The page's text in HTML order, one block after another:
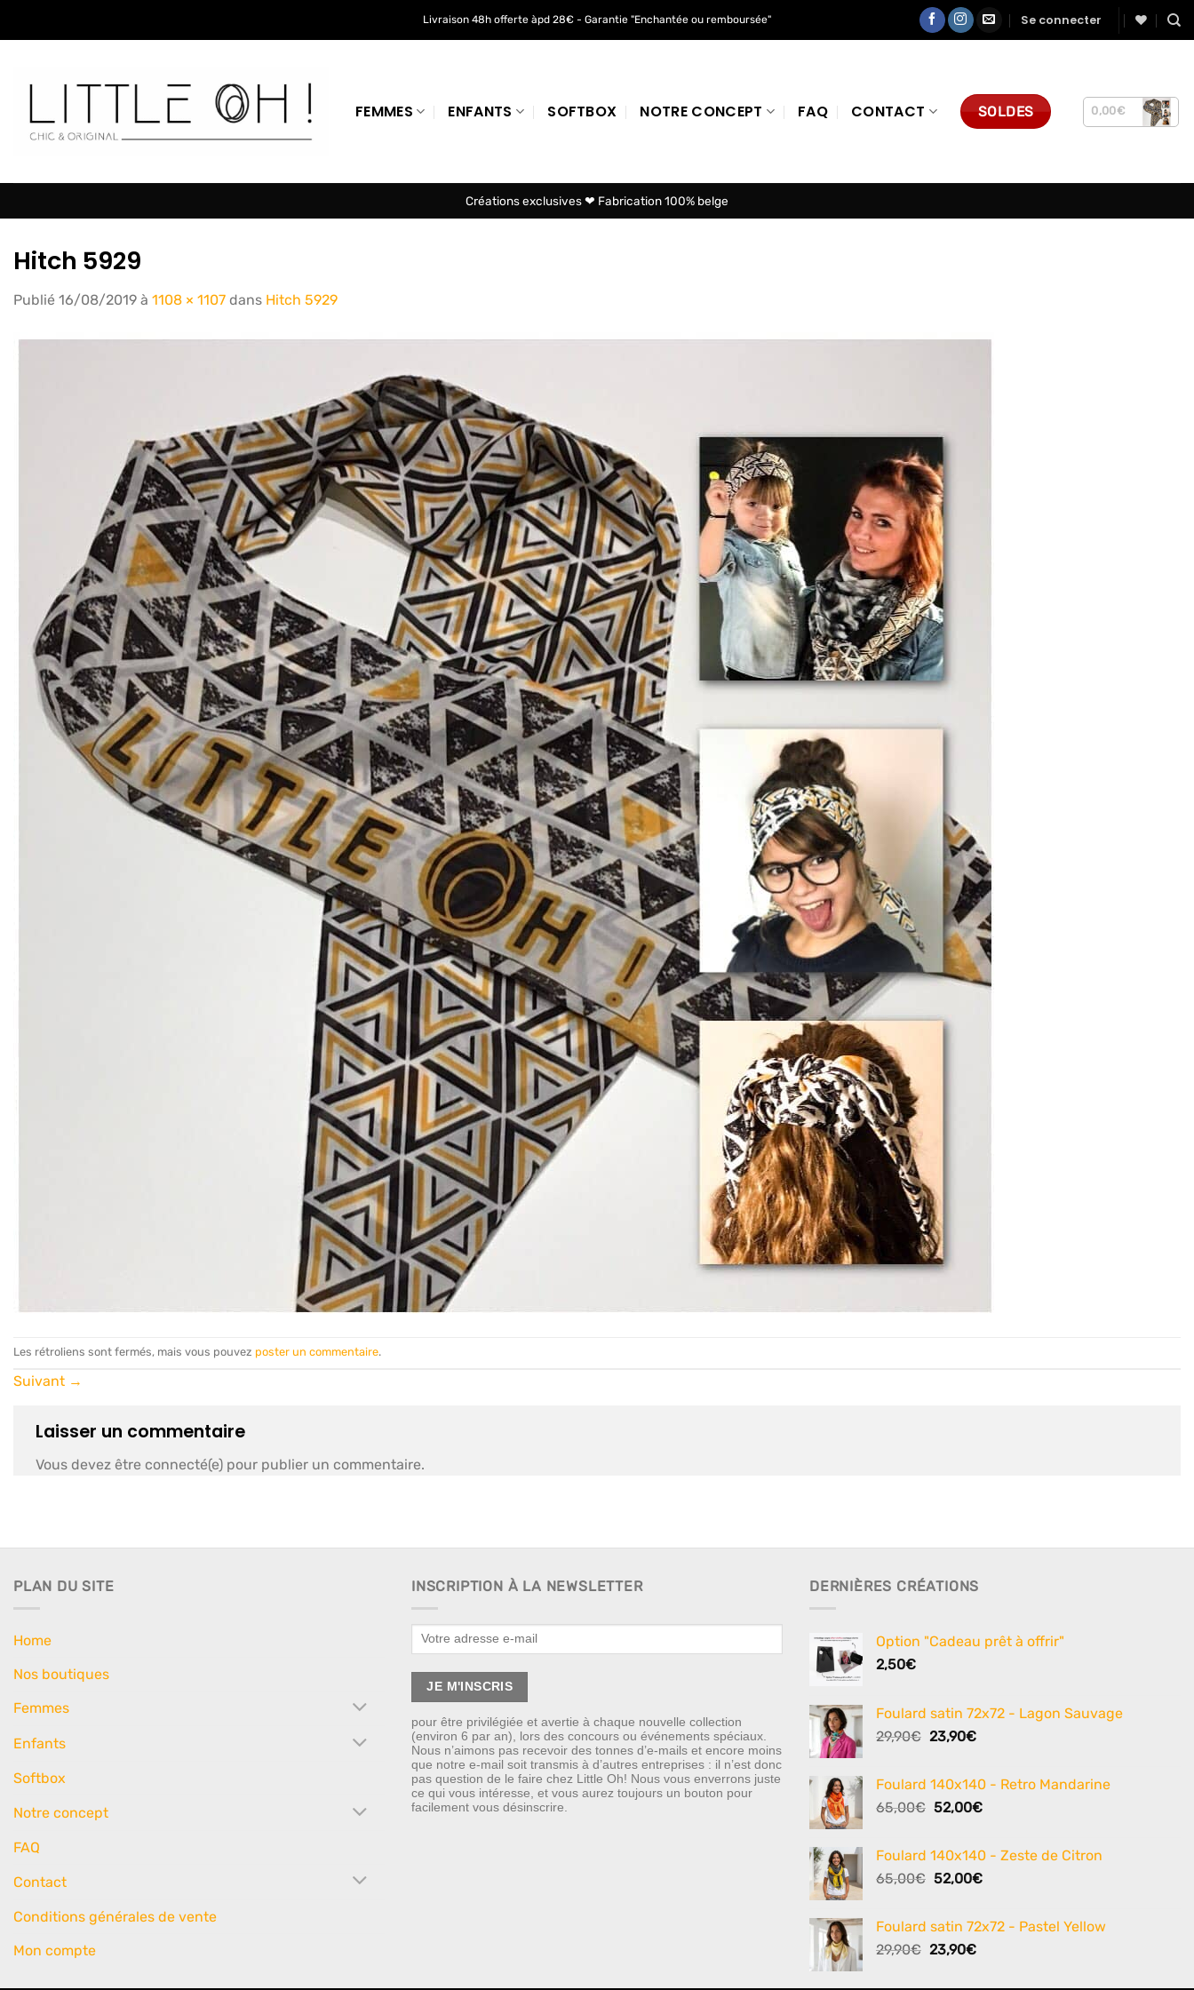
Livraison 48h offerte àpd 28€ - Garantie "Enchantée ou remboursée" Se connecter
FEMMES ENFANTS SOFTBOX NOTRE CONCEPT FAQ CONTACT SOLDES 0,00€
Créations exclusives ❤ Fabrication 100% belge
Hitch 5929
Publié 16/08/2019 à 1108 × 1107 dans Hitch 5929
Les rétroliens sont fermés, mais vous pouvez poster un commentaire.
Suivant →
Laisser un commentaire
Vous devez être connecté(e) pour publier un commentaire.
PLAN DU SITE
Home
Nos boutiques
Femmes
Enfants
Softbox
Notre concept
FAQ
Contact
Conditions générales de vente
Mon compte
INSCRIPTION À LA NEWSLETTER
pour être privilégiée et avertie à chaque nouvelle collection
(environ 6 par an), lors des concours ou événements spéciaux.
Nous n’aimons pas recevoir des tonnes d’e-mails et encore moins
que notre e-mail soit transmis à d’autres entreprises : il n’est donc
pas question de le faire chez Little Oh! Nous vous enverrons juste
ce qui vous intéresse, et vous aurez toujours un bouton pour
facilement vous désinscrire.
DERNIÈRES CRÉATIONS
Option "Cadeau prêt à offrir"
2,50€
Foulard satin 72x72 - Lagon Sauvage
29,90€ Le
était :
29,90€.
23,90€Le
est :
23,90€.
Foulard 140x140 - Retro Mandarine
65,00€ Le
était :
65,00€.
52,00€Le
est :
52,00€.
Foulard 140x140 - Zeste de Citron
65,00€ Le
était :
65,00€.
52,00€Le
est :
Foulard satin 72x72 - Pastel Yellow
29,90€ Le
initial
23,90€Le
actuel